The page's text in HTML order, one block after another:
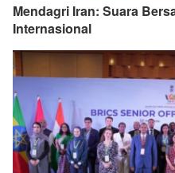
Mendagri Iran: Suara
Internasional